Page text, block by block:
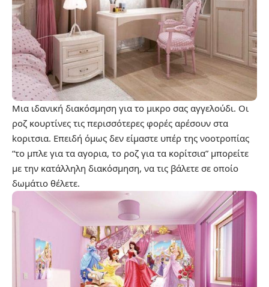
Μια ιδανική διακόσμηση για το μικρο σας αγγελούδι. Οι
ροζ κουρτίνες τις περισσότερες φορές αρέσουν στα
kοριτσια. Επειδή όμως δεν είμαστε υπέρ της νοοτροπίας
“το μπλε για τα αγoρια, το ροζ για τα κoρίτσια” μπορείτε
με την κατάλληλη διακόσμηση, να τις βάλετε σε οποίο
δωμάτιο θέλετε.